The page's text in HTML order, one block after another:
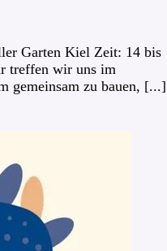
Garten Kiel Zeit: 14 bis
treffen wir uns im
gemeinsam zu bauen, [...]